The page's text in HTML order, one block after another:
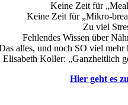
Keine Zeit für
Keine Zeit für „Mikro-
Zu viel
Fehlendes Wissen über
alles, und noch SO viel mehr
Elisabeth Koller: „Ganzheitlich
Hier geht es